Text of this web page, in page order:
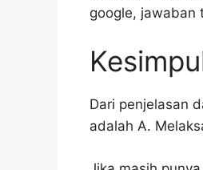
google, jawaban
Dari penjelasan
adalah A.